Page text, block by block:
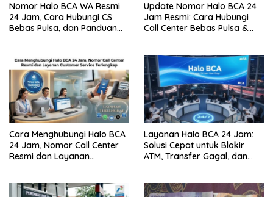
Nomor Halo BCA WA Resmi
24 Jam, Cara Hubungi CS
Bebas Pulsa, dan Panduan
Update Nomor Halo BCA 24
Jam Resmi: Cara Hubungi
Call Center Bebas Pulsa &
Cara Menghubungi Halo BCA
24 Jam, Nomor Call Center
Resmi dan Layanan
Layanan Halo BCA 24 Jam:
Solusi Cepat untuk Blokir
ATM, Transfer Gagal, dan